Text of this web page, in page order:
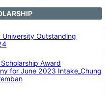
University Outstanding
Scholarship Award
for June 2023 Intake_Chung